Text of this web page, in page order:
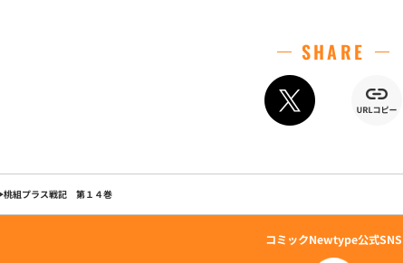
SHARE
桃組プラス戦記 第１４巻
コミックNewtype公式SNS